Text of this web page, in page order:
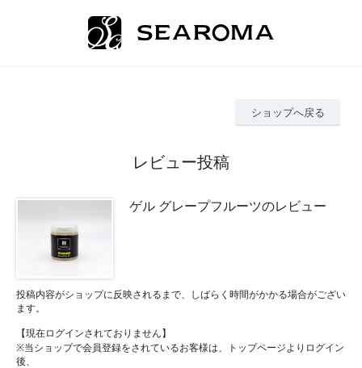
ショップへ戻る
レビュー投稿
ゲル グレープフルーツのレビュー
投稿内容がショップに反映されるまで、しばらく時間がかかる場合がござい
ます。
【現在ログインされておりません】
※当ショップで会員登録をされているお客様は、トップページよりログイン
後、